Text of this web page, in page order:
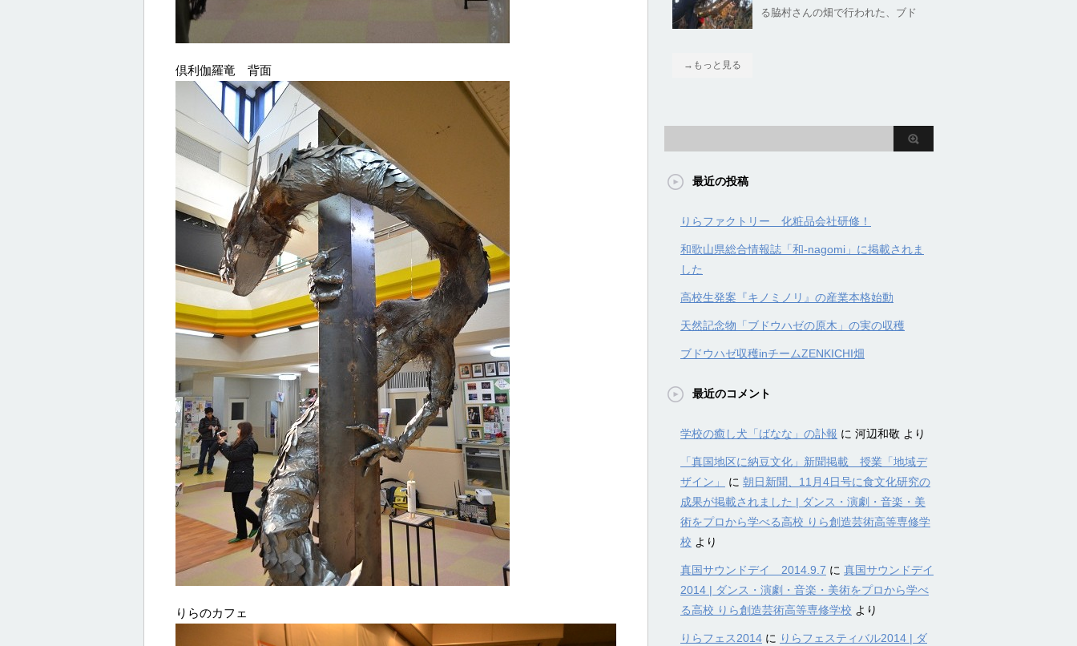
倶利伽羅竜 背面
りらのカフェ
る脇村さんの畑で行われた、ブド
→もっと見る
最近の投稿
りらファクトリー 化粧品会社研修！
和歌山県総合情報誌「和-nagomi」に掲載されま
した
高校生発案『キノミノリ』の産業本格始動
天然記念物「ブドウハゼの原木」の実の収穫
ブドウハゼ収穫inチームZENKICHI畑
最近のコメント
学校の癒し犬「ばなな」の訃報 に 河辺和敬 より
「真国地区に納豆文化」新聞掲載 授業「地域デ
ザイン」
に 朝日新聞、11月4日号に食文化研究の
成果が掲載されました | ダンス・演劇・音楽・美
術をプロから学べる高校 りら創造芸術高等専修学
校 より
真国サウンドデイ 2014.9.7 に 真国サウンドデイ
2014 | ダンス・演劇・音楽・美術をプロから学べ
る高校 りら創造芸術高等専修学校 より
りらフェス2014 に りらフェスティバル2014 | ダ